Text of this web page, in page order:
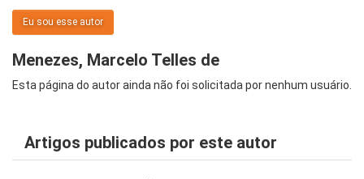
Eu sou esse autor
Menezes, Marcelo Telles de
Esta página do autor ainda não foi solicitada por nenhum usuário.
Artigos publicados por este autor